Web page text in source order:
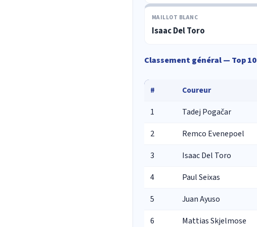
MAILLOT BLANC
Isaac Del Toro
Classement général — Top 10
# Coureur
1
Tadej Pogačar
2
Remco Evenepoel
3
Isaac Del Toro
4
Paul Seixas
5
Juan Ayuso
6
Mattias Skjelmose